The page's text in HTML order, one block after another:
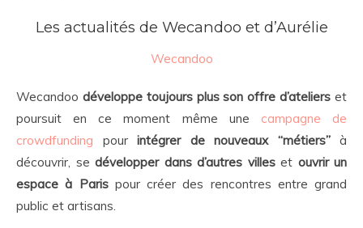
Les actualités de Wecandoo et d’Aurélie
Wecandoo
Wecandoo développe toujours plus son offre d’ateliers et
poursuit en ce moment même une campagne de
crowdfunding pour intégrer de nouveaux “métiers”à
découvrir, se développer dans d’autres villeset ouvrir un
espace à Parispour créer des rencontres entre grand
public et artisans.